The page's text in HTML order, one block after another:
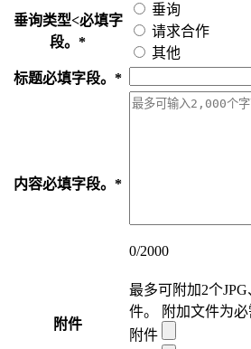
垂询类型<必填字
段。 *
垂询
请求合作
其他
标题必填字段。 *
内容必填字段。 *
0/2000
附件
最多可附加2个
件。
附加文件为必
附件